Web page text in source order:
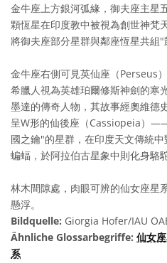
金牛座上方銀河弧緣，御夫座主星
顆恆星在印度教中被視為創世神梵
將御夫座部分星群與鄰座恆星共組"
金牛座右側可見英仙座（Perseus
希臘人視為英雄珀爾修斯神劍的寒
墨達的傳奇人物，其故事經奧維德
呈W形的仙後座（Cassiopeia）
國之鑰"的星群，在印度天文傳統
蝙蝠，於阿拉伯古星象中則化身駱駝
林木間隙處，肉眼可辨的仙女座
懸浮。
Bildquelle: Giorgia Hofer/IAU
Ähnliche Glossarbegriffe: 仙女
系